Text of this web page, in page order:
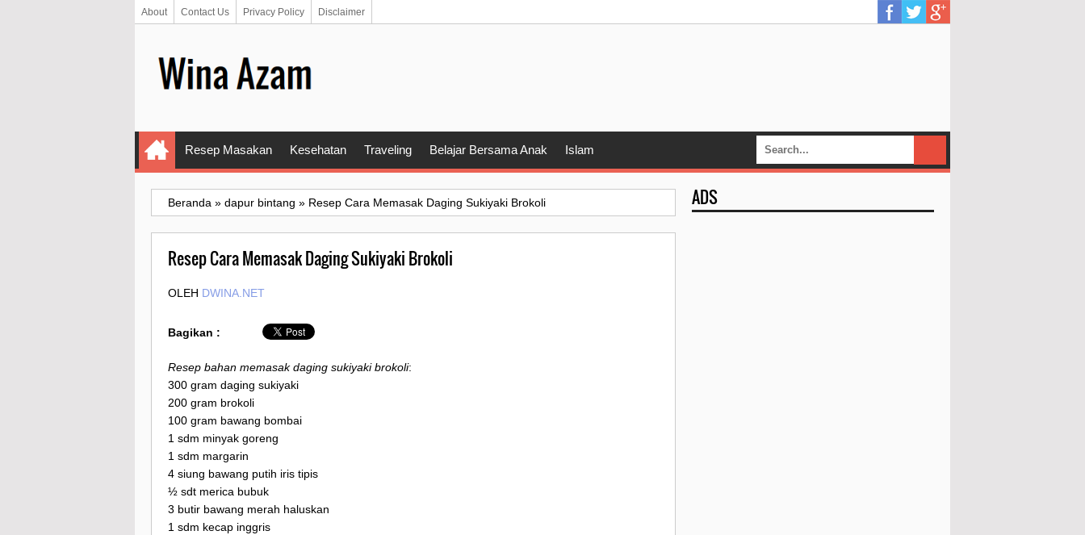
About Contact Us Privacy Policy Disclaimer
Resep Masakan Kesehatan Traveling Belajar Bersama Anak Islam
Beranda » dapur bintang » Resep Cara Memasak Daging Sukiyaki Brokoli
Resep Cara Memasak Daging Sukiyaki Brokoli
OLEH DWINA.NET
Bagikan :
Resep bahan memasak daging sukiyaki brokoli:
300 gram daging sukiyaki
200 gram brokoli
100 gram bawang bombai
1 sdm minyak goreng
1 sdm margarin
4 siung bawang putih iris tipis
½ sdt merica bubuk
3 butir bawang merah haluskan
1 sdm kecap inggris
ADS